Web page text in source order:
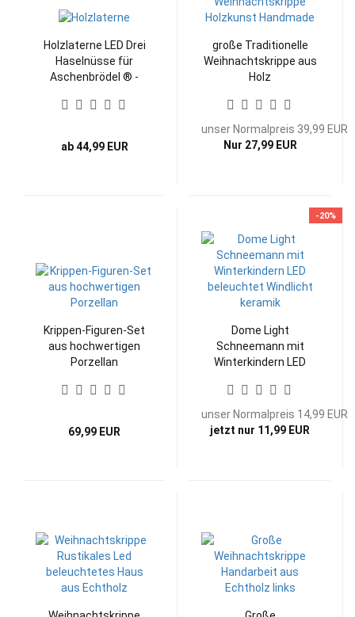
Holzlaterne LED Drei
Haselnüsse für
Aschenbrödel ® -
ab 44,99 EUR
große Traditionelle
Weihnachtskrippe aus
Holz
unser Normalpreis 39,99 EUR
Nur 27,99 EUR
Krippen-Figuren-Set
aus hochwertigen
Porzellan
69,99 EUR
-20%
Dome Light
Schneemann mit
Winterkindern LED
unser Normalpreis 14,99 EUR
jetzt nur 11,99 EUR